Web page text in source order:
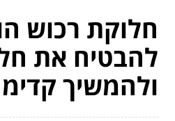
חלוקת רכוש
להבטיח את
ולהמשיך